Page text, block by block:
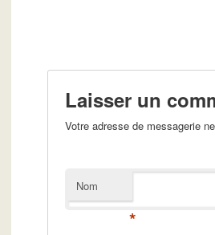
Laisser un
Votre adresse de messagerie
Nom
*